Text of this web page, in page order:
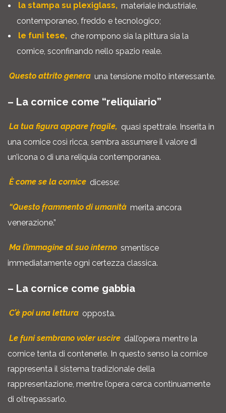
la stampa su plexiglass, materiale industriale,
contemporaneo, freddo e tecnologico;
le funi tese, che rompono sia la pittura sia la
cornice, sconfinando nello spazio reale.
Questo attrito genera una tensione molto interessante.
– La cornice come “reliquiario”
La tua figura appare fragile, quasi spettrale. Inserita in
una cornice così ricca, sembra assumere il valore di
un’icona o di una reliquia contemporanea.
È come se la cornice dicesse:
“Questo frammento di umanità merita ancora
venerazione.”
Ma l’immagine al suo interno smentisce
immediatamente ogni certezza classica.
– La cornice come gabbia
C’è poi una lettura opposta.
Le funi sembrano voler uscire dall’opera mentre la
cornice tenta di contenerle. In questo senso la cornice
rappresenta il sistema tradizionale della
rappresentazione, mentre l’opera cerca continuamente
di oltrepassarlo.